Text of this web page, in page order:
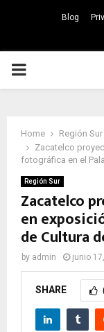
Blog
PRIMARY
Home
Región Sur
Zacatelco
fotográfica en el
Región Sur
Zacatelco
en
de Cultura
by admin junio
SHARE